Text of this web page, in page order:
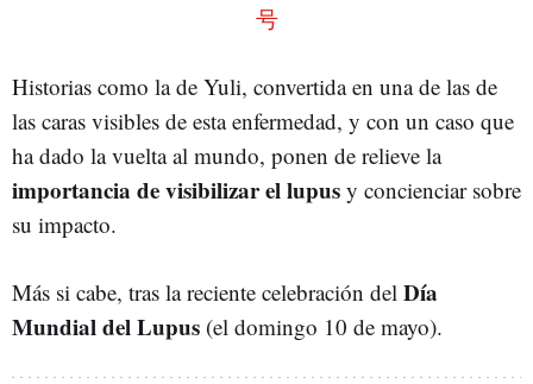
号
Historias como la de Yuli, convertida en una de las de
las caras visibles de esta enfermedad, y con un caso que
ha dado la vuelta al mundo, ponen de relieve la
importancia de visibilizar el lupus y concienciar sobre
su impacto.
Más si cabe, tras la reciente celebración del Día
Mundial del Lupus (el domingo 10 de mayo).